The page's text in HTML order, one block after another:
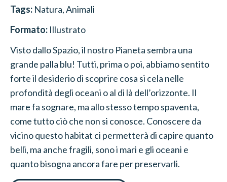
Tags: Natura, Animali
Formato: Illustrato
Visto dallo Spazio, il nostro Pianeta sembra una
grande palla blu! Tutti, prima o poi, abbiamo sentito
forte il desiderio di scoprire cosa si cela nelle
profondità degli oceani o al di là dell’orizzonte. Il
mare fa sognare, ma allo stesso tempo spaventa,
come tutto ciò che non si conosce. Conoscere da
vicino questo habitat ci permetterà di capire quanto
belli, ma anche fragili, sono i mari e gli oceani e
quanto bisogna ancora fare per preservarli.